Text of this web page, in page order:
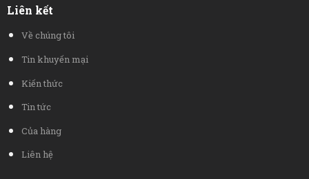
Liên kết
Về chúng tôi
Tin khuyến mại
Kiến thức
Tin tức
Của hàng
Liên hệ